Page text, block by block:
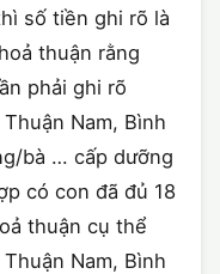
số tiền ghi rõ là
thuận rằng
phải ghi rõ
Nam, Bình
bà … cấp dưỡng
có con đã đủ 18
thuận cụ thể
Nam, Bình